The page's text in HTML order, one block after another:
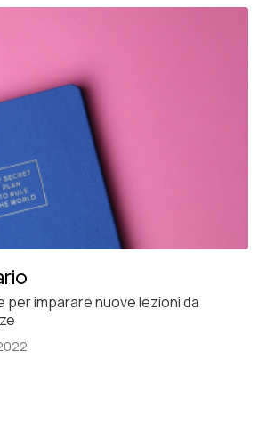
per imparare nuove lezioni da